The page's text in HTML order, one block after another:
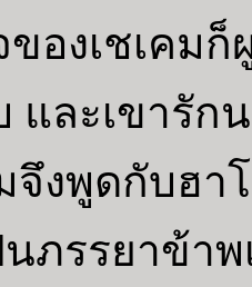
ของเชเคม
และเขารัก
จึงพูดกับฮ
ภรรยาข้าพ